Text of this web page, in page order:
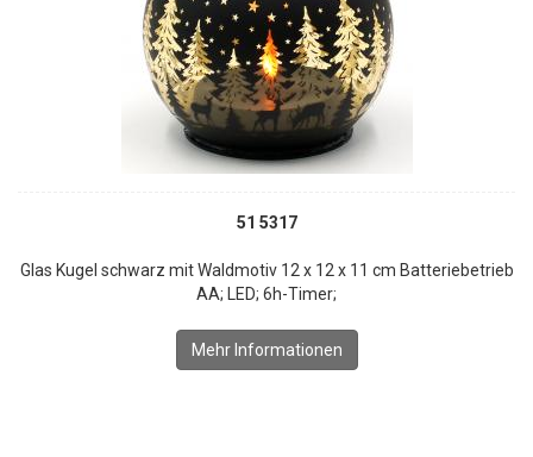
51 5317
Glas Kugel schwarz mit Waldmotiv 12 x 12 x 11 cm Batteriebetrieb
AA; LED; 6h-Timer;
Mehr Informationen